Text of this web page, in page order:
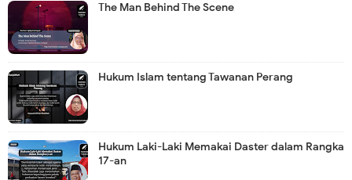
The Man Behind The Scene
Hukum Islam tentang Tawanan Perang
Hukum Laki-Laki Memakai Daster dalam Rangka
17-an